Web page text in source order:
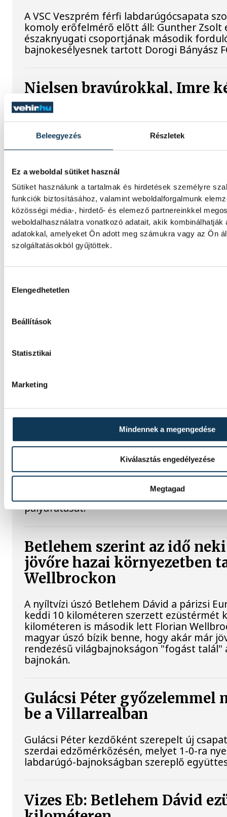
Beleegyezés Részletek
Ez a weboldal sütiket használ
Sütiket használunk a tartalmak és hirdetések személyre
funkciók biztosításához, valamint weboldalforgalmunk
közösségi média-, hirdető- és elemező partnereinkkel
weboldalhasználatra vonatkozó adatait, akik
adatokkal, amelyeket Ön adott meg számukra vagy az Ön
szolgáltatásokból gyűjtöttek.
Elengedhetetlen
Beállítások
Statisztikai
Marketing
Mindennek a megengedése
Kiválasztás engedélyezése
Megtagad
A VSC Veszprém férfi labdarúgócsapata
komoly erőfelmérő előtt áll: Gunther Zsolt
északnyugati csoportjának második
bajnokesélyesnek tartott Dorogi Bányász
Nielsen bravúrokkal, Imre
mutatkozott be Veszprém-
A bajnoki és Magyar Kupa-címvédő One
25-ös győzelmet aratott az ETO
csütörtökön, ezzel sikerrel kezdte a nyári
diktált, és a találkozó nagy részében
eseményeket.
Női kézilabda ifjúsági vb: a
válogatott kikapott Dániától
negyeddöntőben
Dániától a romániai korosztályos
várpalotai versenynek
Japán indulója is lesz a 23. HunGarian
otthont.
Vitális Milán négy évre írt
A magyar válogatott Vitális Milán a Varga
foglalkoztató AEK Athén
pályafutását.
Betlehem szerint az idő
jövőre hazai környezetben
Wellbrockon
A nyíltvízi úszó Betlehem Dávid a párizsi
keddi 10 kilométeren szerzett ezüstérmét
kilométeren is második lett Florian
magyar úszó bízik benne, hogy akár már
rendezésű világbajnokságon "fogást talál"
bajnokán.
Gulácsi Péter győzelemmel
be a Villarrealban
Gulácsi Péter kezdőként szerepelt új
szerdai edzőmérkőzésén, melyet 1-0-ra
labdarúgó-bajnokságban szereplő
Vizes Eb: Betlehem Dávid